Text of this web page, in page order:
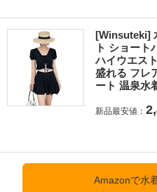
[Winsuteki]
ト ショート
ハイウエス
盛れる フレ
ート 温泉水
新品最安値：
Amazonで水